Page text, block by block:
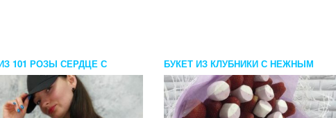
101 РОЗЫ СЕРДЦЕ С
РАФАЭЛЛО
БУКЕТ ИЗ КЛУБНИКИ С НЕЖНЫМ
КЛУБНИЧНЫМ СУФЛЕ